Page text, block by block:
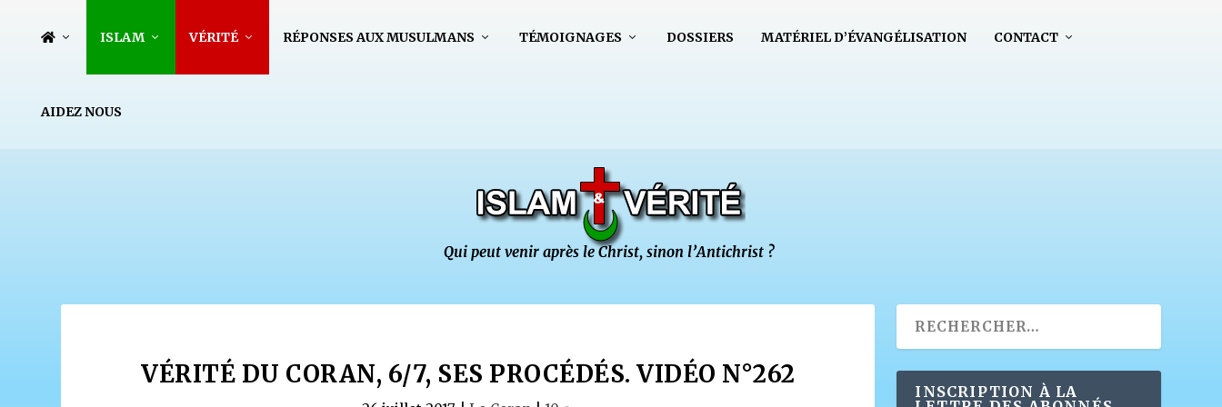
ISLAM VÉRITÉ RÉPONSES AUX MUSULMANS TÉMOIGNAGES DOSSIERS MATÉRIEL D’ÉVANGÉLISATION CONTACT
AIDEZ NOUS
VÉRITÉ DU CORAN, 6/7, SES PROCÉDÉS. VIDÉO N°262
INSCRIPTION À LA